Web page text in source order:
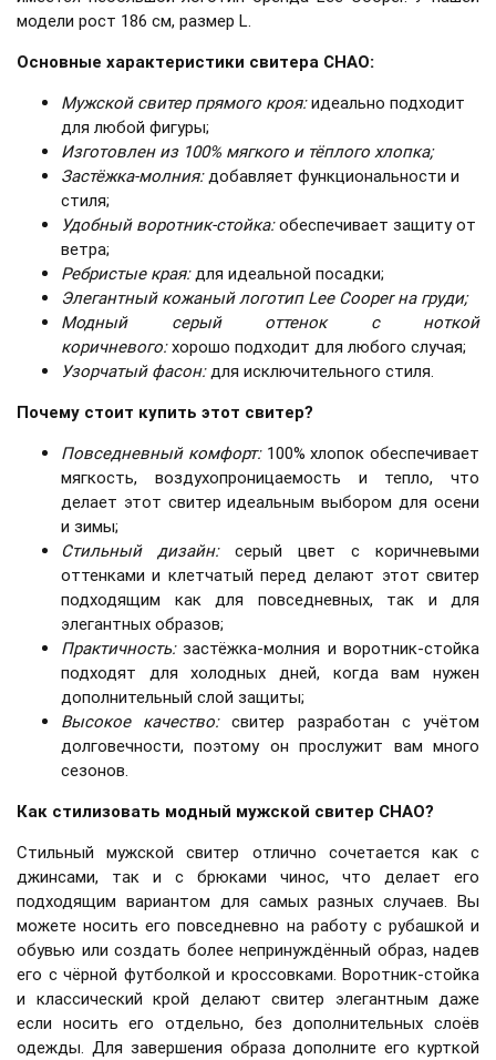
модели рост 186 см, размер L.
Основные характеристики свитера CHAO:
Мужской свитер прямого кроя:идеально подходит
для любой фигуры;
Изготовлен из 100% мягкого и тёплого хлопка;
Застёжка-молния:добавляет функциональности и
стиля;
Удобный воротник-стойка:обеспечивает защиту от
ветра;
Ребристые края:для идеальной посадки;
Элегантный кожаный логотип Lee Cooper на груди;
Модный серый оттенок с ноткой
коричневого:хорошо подходит для любого случая;
Узорчатый фасон:для исключительного стиля.
Почему стоит купить этот свитер?
Повседневный комфорт:100% хлопок обеспечивает
мягкость, воздухопроницаемость и тепло, что
делает этот свитер идеальным выбором для осени
и зимы;
Стильный дизайн:серый цвет с коричневыми
оттенками и клетчатый перед делают этот свитер
подходящим как для повседневных, так и для
элегантных образов;
Практичность:застёжка-молния и воротник-стойка
подходят для холодных дней, когда вам нужен
дополнительный слой защиты;
Высокое качество:свитер разработан с учётом
долговечности, поэтому он прослужит вам много
сезонов.
Как стилизовать модный мужской свитер CHAO?
Стильный мужской свитер отлично сочетается как с
джинсами, так и с брюками чинос, что делает его
подходящим вариантом для самых разных случаев. Вы
можете носить его повседневно на работу с рубашкой и
обувью или создать более непринуждённый образ, надев
его с чёрной футболкой и кроссовками. Воротник-стойка
и классический крой делают свитер элегантным даже
если носить его отдельно, без дополнительных слоёв
одежды. Для завершения образа дополните его курткой